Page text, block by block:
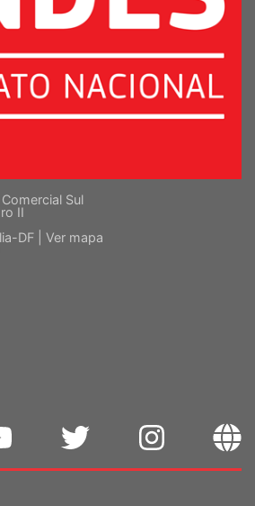
Sul
II
DF | Ver mapa